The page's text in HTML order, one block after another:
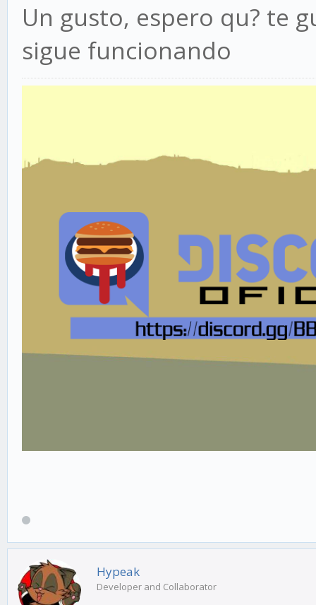
Un gusto, espero qu? te
sigue funcionando
Hypeak
Developer and Collaborator